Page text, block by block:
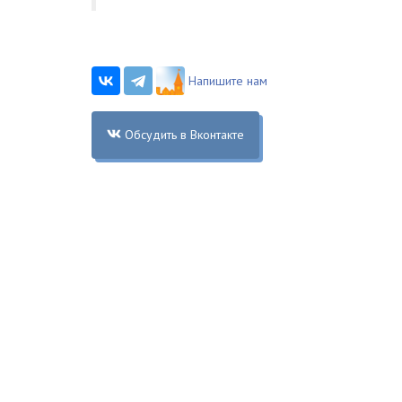
Напишите нам
Обсудить в Вконтакте